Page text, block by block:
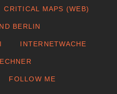
CRITICAL MAPS (WEB)
BERLIN
INTERNETWACHE
FOLLOW ME